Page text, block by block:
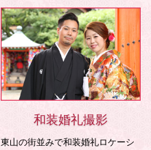
和装婚礼撮影
東山の街並みで和装婚礼ロケーシ